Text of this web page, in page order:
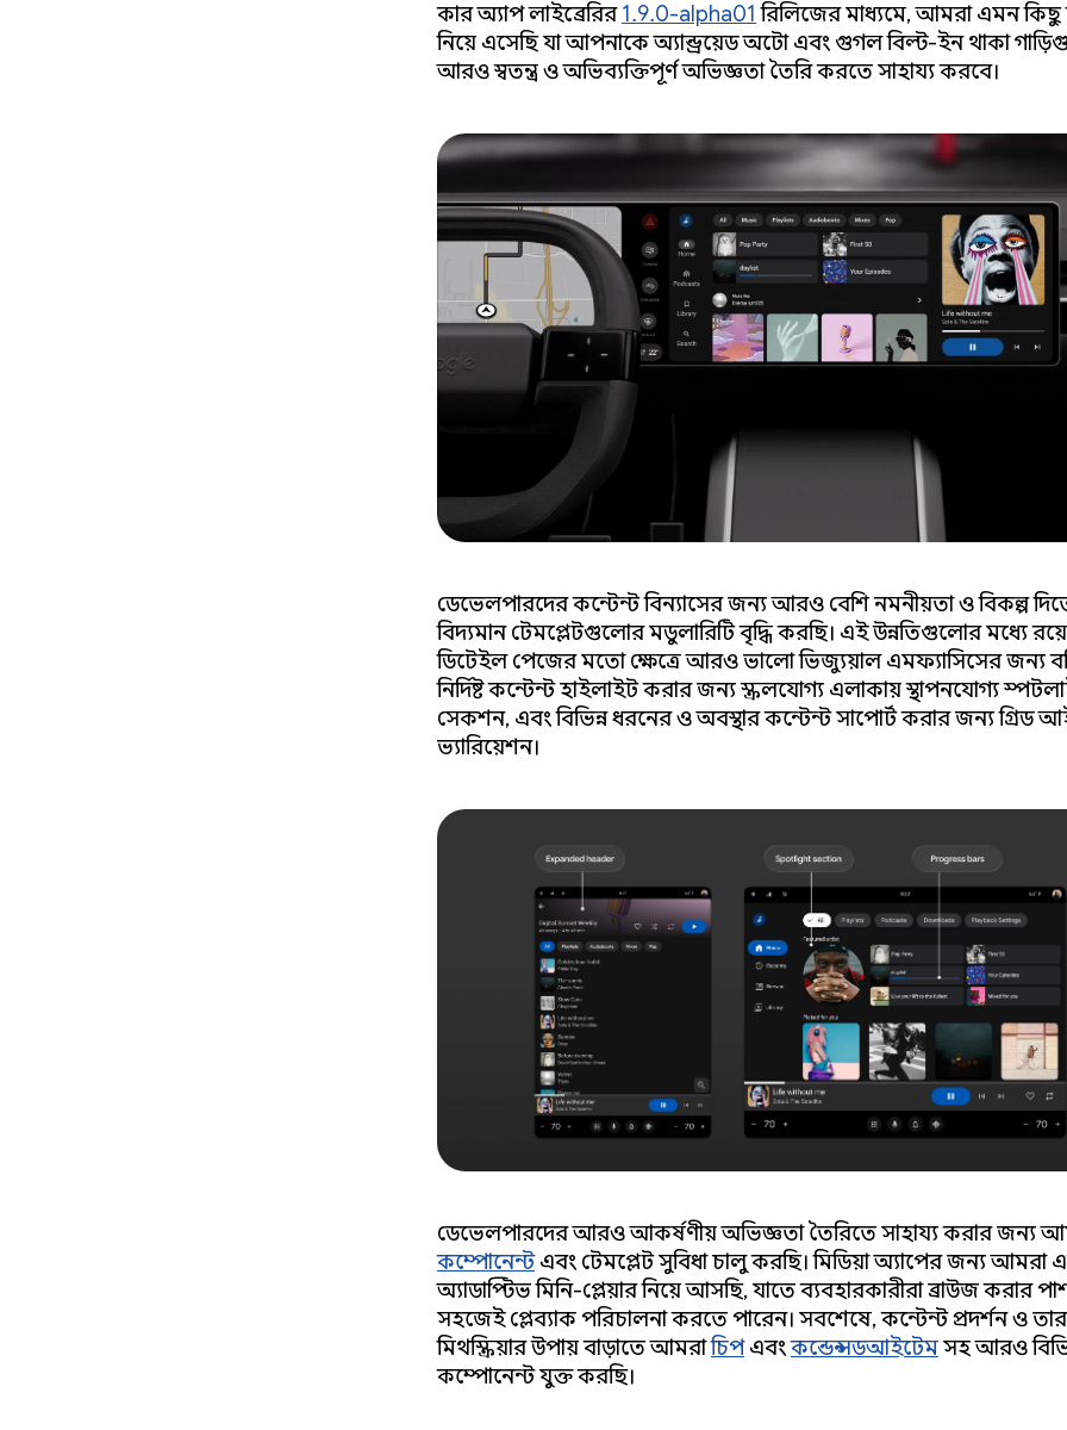
কার অ্যাপ লাইব্রেরির1.9.0-alpha01 রিলিজের মাধ্যমে, আমরা এমন কিছু
নিয়ে এসেছি যা আপনাকে অ্যান্ড্রয়েড অটো এবং গুগল বিল্ট-ইন থাকা
আরও স্বতন্ত্র ও অভিব্যক্তিপূর্ণ অভিজ্ঞতা তৈরি করতে সাহায্য করবে।
ডেভেলপারদের কন্টেন্ট বিন্যাসের জন্য আরও বেশি নমনীয়তা ও বিকল্প
বিদ্যমান টেমপ্লেটগুলোর মডুলারিটি বৃদ্ধি করছি। এই উন্নতিগুলোর মধ্যে
ডিটেইল পেজের মতো ক্ষেত্রে আরও ভালো ভিজ্যুয়াল এমফ্যাসিসের জন্য
নির্দিষ্ট কন্টেন্ট হাইলাইট করার জন্য স্ক্রলযোগ্য এলাকায় স্থাপনযোগ্য
সেকশন, এবং বিভিন্ন ধরনের ও অবস্থার কন্টেন্ট সাপোর্ট করার জন্য গ্রিড
ভ্যারিয়েশন।
ডেভেলপারদের আরও আকর্ষণীয় অভিজ্ঞতা তৈরিতে সাহায্য করার জন্য
কম্পোনেন্টএবং টেমপ্লেট সুবিধা চালু করছি। মিডিয়া অ্যাপের জন্য আমরা
অ্যাডাপ্টিভ মিনি-প্লেয়ার নিয়ে আসছি, যাতে ব্যবহারকারীরা ব্রাউজ করার
সহজেই প্লেব্যাক পরিচালনা করতে পারেন। সবশেষে, কন্টেন্ট প্রদর্শন ও
মিথস্ক্রিয়ার উপায় বাড়াতে আমরাচিপএবংকন্ডেন্সডআইটেমসহ আরও
কম্পোনেন্ট যুক্ত করছি।